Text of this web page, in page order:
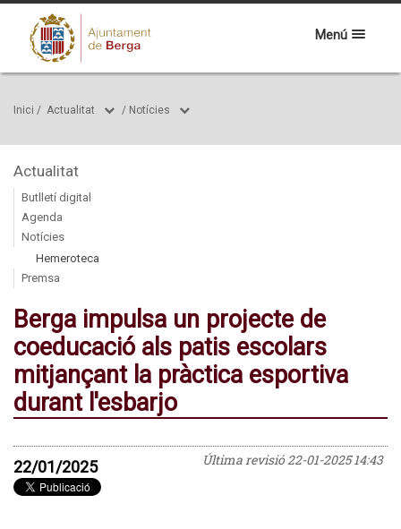
Menú
Inici / Actualitat / Notícies
Actualitat
Butlletí digital
Agenda
Notícies
Hemeroteca
Premsa
Berga impulsa un projecte de
coeducació als patis escolars
mitjançant la pràctica esportiva
durant l'esbarjo
Última revisió22-01-2025 14:43
22/01/2025